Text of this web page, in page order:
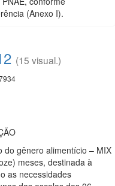
(Anexo I).
(15 visual.)
do gênero alimentício – MIX
meses, destinada à
as necessidades